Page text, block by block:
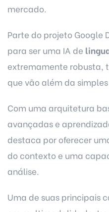
mercado.
Parte do projeto Google
para ser uma IA de
extremamente robusta,
que vão além da
Com uma arquitetura
avançadas e
destaca por oferecer
do contexto e uma
análise.
Uma de suas principais